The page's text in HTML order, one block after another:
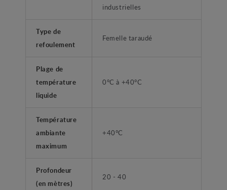
industrielles
Type de
refoulement
Femelle taraudé
Plage de
température
liquide
0°C à +40°C
Température
ambiante
maximum
+40°C
Profondeur
(en mètres)
20 - 40